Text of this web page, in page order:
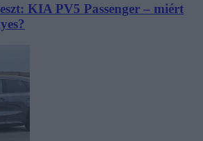
KIA PV5 Passenger – miért